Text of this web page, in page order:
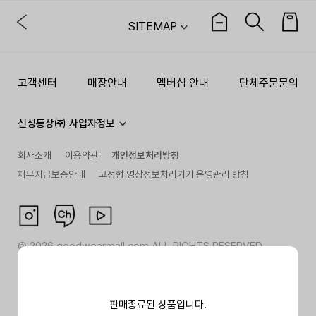
판매종료된 상품입니다.
SITEMAP
고객센터 매장안내 멤버십 안내 단체주문문의
신성통상㈜ 사업자정보
회사소개 이용약관
개인정보처리방침
채무지급보증안내
고정형 영상정보처리기기 운영관리 방침
©2026goodwearmall.com ALL RIGHTS RESERVED